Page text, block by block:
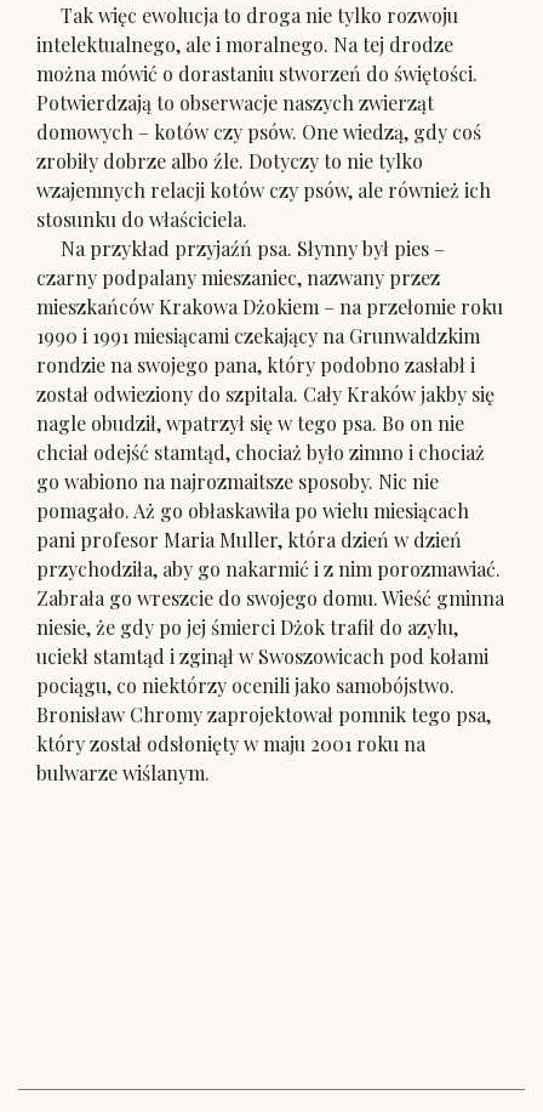
Tak więc ewolucja to droga nie tylko rozwoju
intelektualnego, ale i moralnego. Na tej drodze
można mówić o dorastaniu stworzeń do świętości.
Potwierdzają to obserwacje naszych zwierząt
domowych – kotów czy psów. One wiedzą, gdy coś
zrobiły dobrze albo źle. Dotyczy to nie tylko
wzajemnych relacji kotów czy psów, ale również ich
stosunku do właściciela.
Na przykład przyjaźń psa. Słynny był pies –
czarny podpalany mieszaniec, nazwany przez
mieszkańców Krakowa Dżokiem – na przełomie roku
1990 i 1991 miesiącami czekający na Grunwaldzkim
rondzie na swojego pana, który podobno zasłabł i
został odwieziony do szpitala. Cały Kraków jakby się
nagle obudził, wpatrzył się w tego psa. Bo on nie
chciał odejść stamtąd, chociaż było zimno i chociaż
go wabiono na najrozmaitsze sposoby. Nic nie
pomagało. Aż go obłaskawiła po wielu miesiącach
pani profesor Maria Muller, która dzień w dzień
przychodziła, aby go nakarmić i z nim porozmawiać.
Zabrała go wreszcie do swojego domu. Wieść gminna
niesie, że gdy po jej śmierci Dżok trafił do azylu,
uciekł stamtąd i zginął w Swoszowicach pod kołami
pociągu, co niektórzy ocenili jako samobójstwo.
Bronisław Chromy zaprojektował pomnik tego psa,
który został odsłonięty w maju 2001 roku na
bulwarze wiślanym.